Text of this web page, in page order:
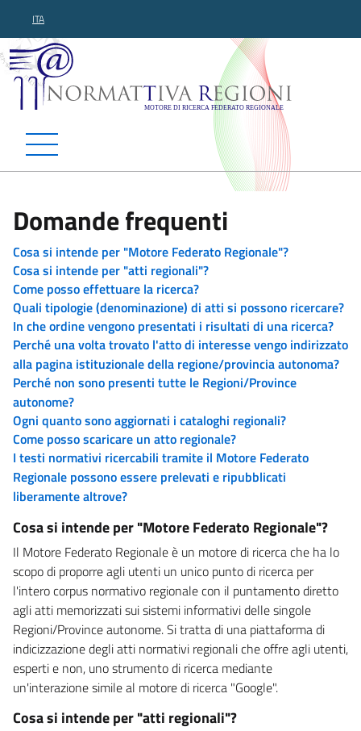
ITA
Normattiva Regioni -
Domande frequenti
Cosa si intende per "Motore Federato Regionale"?
Cosa si intende per "atti regionali"?
Come posso effettuare la ricerca?
Quali tipologie (denominazione) di atti si possono ricercare?
In che ordine vengono presentati i risultati di una ricerca?
Perché una volta trovato l'atto di interesse vengo indirizzato
alla pagina istituzionale della regione/provincia autonoma?
Perché non sono presenti tutte le Regioni/Province
autonome?
Ogni quanto sono aggiornati i cataloghi regionali?
Come posso scaricare un atto regionale?
I testi normativi ricercabili tramite il Motore Federato
Regionale possono essere prelevati e ripubblicati
liberamente altrove?
Cosa si intende per "Motore Federato Regionale"?
Il Motore Federato Regionale è un motore di ricerca che ha lo
scopo di proporre agli utenti un unico punto di ricerca per
l'intero corpus normativo regionale con il puntamento diretto
agli atti memorizzati sui sistemi informativi delle singole
Regioni/Province autonome. Si tratta di una piattaforma di
indicizzazione degli atti normativi regionali che offre agli utenti,
esperti e non, uno strumento di ricerca mediante
un'interazione simile al motore di ricerca "Google".
Cosa si intende per "atti regionali"?